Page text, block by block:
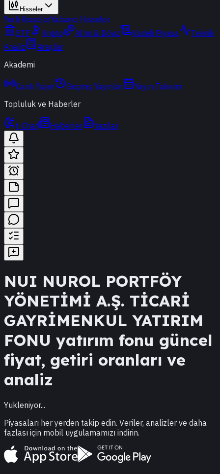
Hisseler
Yerli HisselerYabancı Hisseler
ETF
Kripto Altın & Döviz Vadeli Piyasa
Teknik
Analiz
Araçlar
Akademi
Canlı Yayın Geçmiş Yayınlar
Yayın Takvimi
Topluluk ve Haberler
t-Chat Haberler Yazılar
NUI NUROL PORTFÖY
YÖNETİMİ A.Ş. TİCARİ
GAYRİMENKUL YATIRIM
FONU yatırım fonu güncel
fiyat, getiri oranları ve
analiz
Yukleniyor...
Piyasaları her yerden takip edin. Veriler, analizler ve daha
fazlası için mobil uygulamamızı indirin.